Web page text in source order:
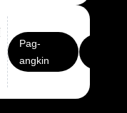
Pag-
angkin